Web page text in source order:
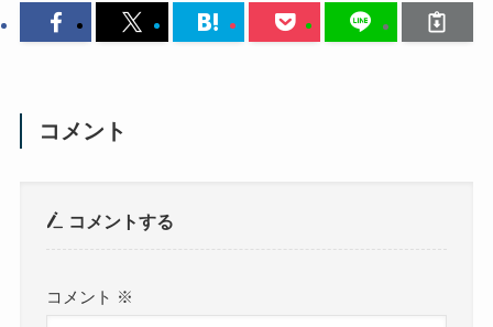
コメント
コメントする
コメント ※